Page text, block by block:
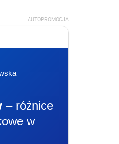
AUTOPROMOCJA
– różnice
w